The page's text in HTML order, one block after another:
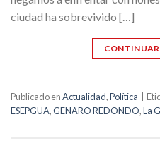
ciudad ha sobrevivido […]
Publicado enActualidad,Política
ESEPGUA,GENARO REDONDO,La